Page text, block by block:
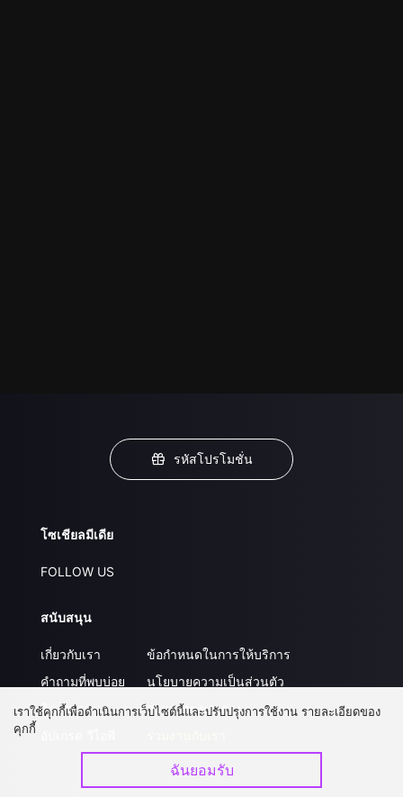
รหัสโปรโมชั่น
โซเชียลมีเดีย
FOLLOW US
สนับสนุน
เกี่ยวกับเรา
คำถามที่พบบ่อย
ติดต่อเรา
ข้อกำหนดในการให้บริการ
นโยบายความเป็นส่วนตัว
ส่งผลงานของคุณ
เราใช้คุกกี้เพื่อดำเนินการเว็บไซต์นี้และปรับปรุงการใช้งาน รายละเอียดของ
คุกกี้
ฉันยอมรับ